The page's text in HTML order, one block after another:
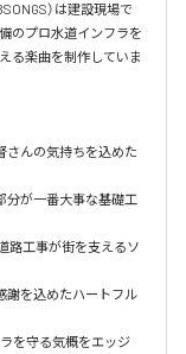
）は建設現場で
のプロ水道インフラを
る楽曲を制作していま
さんの気持ちを込めた
分が一番大事な基礎工
路工事が街を支えるソ
謝を込めたハートフル
を守る気概をエッジ